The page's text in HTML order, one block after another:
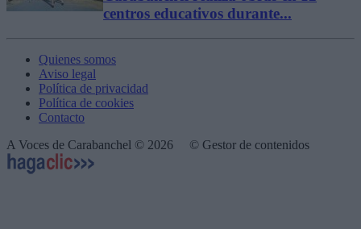
centros educativos durante...
Quienes somos
Aviso legal
Política de privacidad
Política de cookies
Contacto
A Voces de Carabanchel © 2026 © Gestor de contenidos